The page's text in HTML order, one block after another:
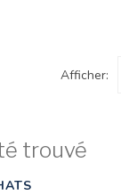
Afficher:
trouvé